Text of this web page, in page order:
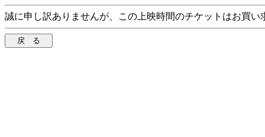
誠に申し訳ありませんが、この上映時間のチケットはお買い